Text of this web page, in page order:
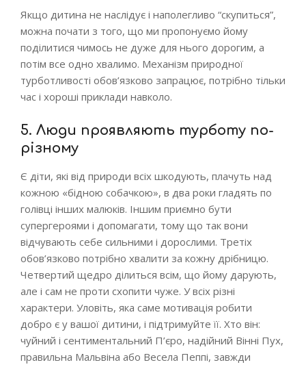
Якщо дитина не наслідує і наполегливо “скупиться”,
можна почати з того, що ми пропонуємо йому
поділитися чимось не дуже для нього дорогим, а
потім все одно хвалимо. Механізм природної
турботливості обов’язково запрацює, потрібно тільки
час і хороші приклади навколо.
5. Люди проявляють турботу по-
різному
Є діти, які від природи всіх шкодують, плачуть над
кожною «бідною собачкою», в два роки гладять по
голівці інших малюків. Іншим приємно бути
супергероями і допомагати, тому що так вони
відчувають себе сильними і дорослими. Третіх
обов’язково потрібно хвалити за кожну дрібницю.
Четвертий щедро ділиться всім, що йому дарують,
але і сам не проти схопити чуже. У всіх різні
характери. Уловіть, яка саме мотивація робити
добро є у вашої дитини, і підтримуйте її. Хто він:
чуйний і сентиментальний П’єро, надійний Вінні Пух,
правильна Мальвіна або Весела Пеппі, завжди